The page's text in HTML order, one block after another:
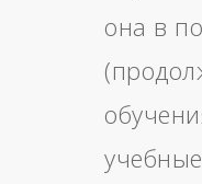
она в